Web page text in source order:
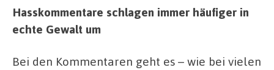
Hasskommentare schlagen immer häufiger in
echte Gewalt um
Bei den Kommentaren geht es – wie bei vielen